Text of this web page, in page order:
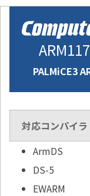
PALMiCE3
対応コンパイラ
ArmDS
DS-5
EWARM